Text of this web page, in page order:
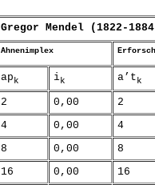
Gregor Mendel (1822-
Ahnenimplex
ap k ik a’t k
2 0,00
2
4 0,00
4
8 0,00
8
16 0,00
16